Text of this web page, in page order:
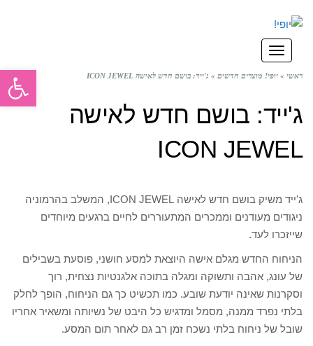
תפריט
ראשי » יופי! מוצרים חדשים » ג'ייד: בושם חדש לאישה ICON JEWEL
ג'ייד: בושם חדש לאישה
ICON JEWEL
ג'ייד משיק בושם חדש לאישה ICON JEWEL, המשלב בהרמוניה
ניגודים מעודנים וממכרים המתעוררים לחיים ברגעים מיוחדים
שייזכרו לעד.
הניחוח החדש מגלם אישה היוצאת למסע חושני, פוסעת בשבילים
של עונג, אהבה ותשוקה ומגלה בתוכה אלגנטיות נצחית, רוך
וסקרנות שאינה יודעת שובע. כמו תכשיט כך גם הניחוח, הופך לחלק
בלתי נפרד ממנה, מסמל ומדגיש כל היבט של נשיותה ומשאיר אחריו
שובל של ניחוח בלתי נשכח זמן רב גם לאחר תום המסע.
פתח